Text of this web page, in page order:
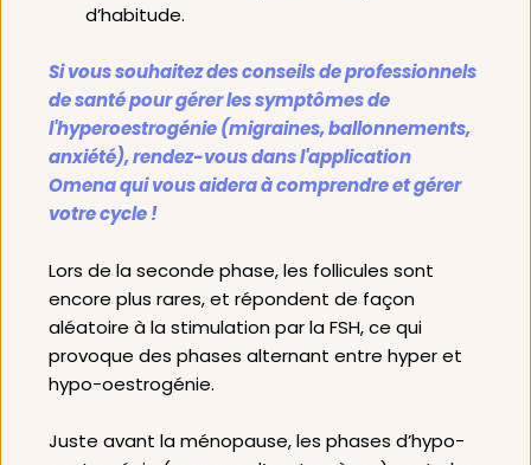
d’habitude.
Si vous souhaitez des conseils de professionnels
de santé pour gérer les symptômes de
l'hyperoestrogénie (migraines, ballonnements,
anxiété), rendez-vous dans l'application
Omena qui vous aidera à comprendre et gérer
votre cycle !
Lors de la seconde phase, les follicules sont
encore plus rares, et répondent de façon
aléatoire à la stimulation par la FSH, ce qui
provoque des phases alternant entre hyper et
hypo-oestrogénie.
Juste avant la ménopause, les phases d’hypo-